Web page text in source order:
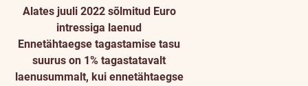
Alates juuli 2022 sõlmitud Euro
intressiga laenud
Ennetähtaegse tagastamise tasu
suurus on 1% tagastatavalt
laenusummalt, kui ennetähtaegse